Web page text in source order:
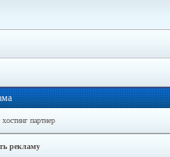
партнер
рекламу